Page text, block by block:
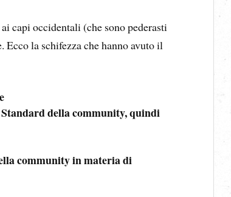
capi occidentali (che sono pederasti
Ecco la schifezza che hanno avuto il
della community, quindi
community in materia di